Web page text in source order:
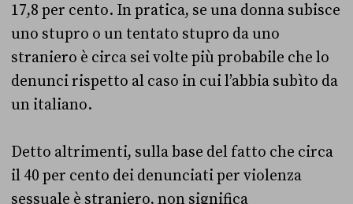
17,8 per cento. In pratica, se una donna subisce
uno stupro o un tentato stupro da uno
straniero è circa sei volte più probabile che lo
denunci rispetto al caso in cui l’abbia subìto da
un italiano.
Detto altrimenti, sulla base del fatto che circa
il 40 per cento dei denunciati per violenza
sessuale è straniero, non significa